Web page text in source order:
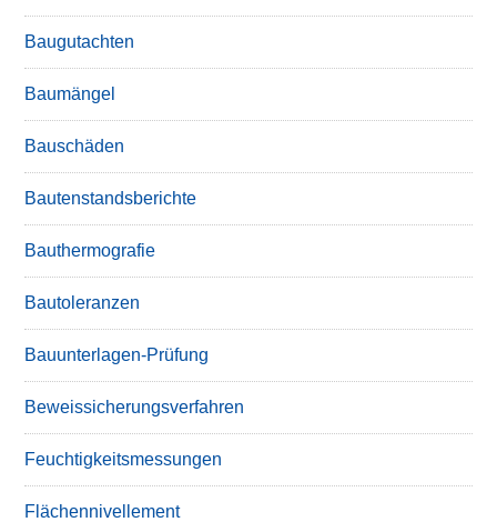
Baugutachten
Baumängel
Bauschäden
Bautenstandsberichte
Bauthermografie
Bautoleranzen
Bauunterlagen-Prüfung
Beweissicherungsverfahren
Feuchtigkeitsmessungen
Flächennivellement